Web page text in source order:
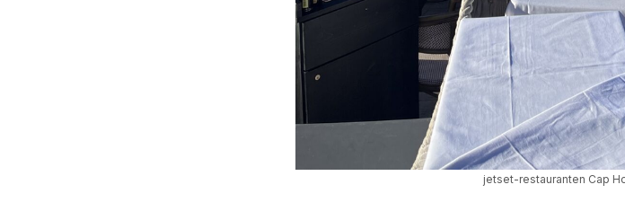
jetset-restauranten Cap